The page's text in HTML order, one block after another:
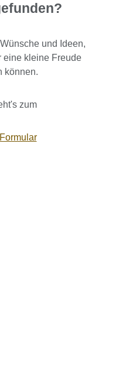
und Ideen,
eine kleine Freude
können.
zum